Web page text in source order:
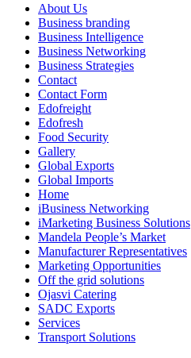
About Us
Business branding
Business Intelligence
Business Networking
Business Strategies
Contact
Contact Form
Edofreight
Edofresh
Food Security
Gallery
Global Exports
Global Imports
Home
iBusiness Networking
iMarketing Business Solutions
Mandela People’s Market
Manufacturer Representatives
Marketing Opportunities
Off the grid solutions
Ojasvi Catering
SADC Exports
Services
Transport Solutions